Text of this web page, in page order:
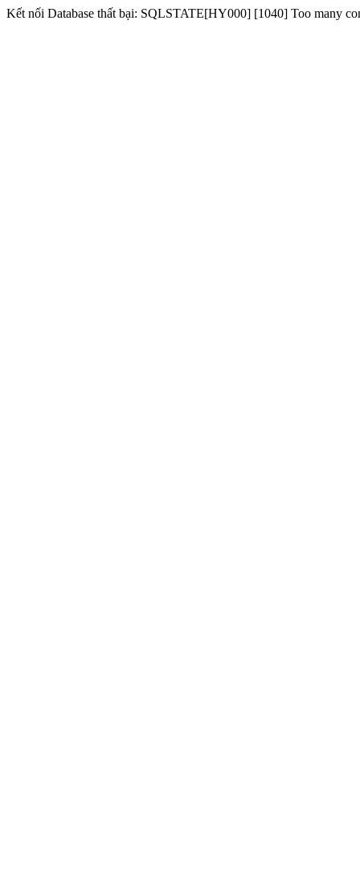
Kết nối Database thất bại: SQLSTATE[HY000] [1040] Too many